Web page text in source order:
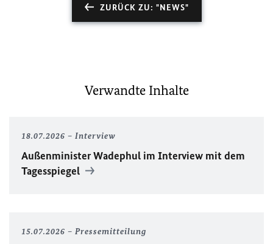
ZURÜCK ZU: "NEWS"
Verwandte Inhalte
18.07.2026 Interview
Außenminister Wadephul im Interview mit dem
Tagesspiegel
15.07.2026 Pressemitteilung